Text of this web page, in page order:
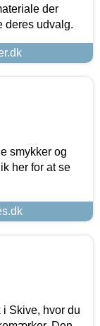
der
deres udvalg.
smykker og
her for at se
Skive, hvor du